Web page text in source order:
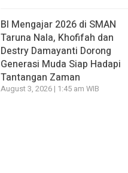
BI Mengajar 2026 di SMAN
Taruna Nala, Khofifah dan
Destry Damayanti Dorong
Generasi Muda Siap Hadapi
Tantangan Zaman
August 3, 2026 | 1:45 am WIB